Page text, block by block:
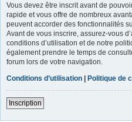
Vous devez être inscrit avant de
rapide et vous offre de nombreux
peuvent accorder des fonctionnalités
Avant de vous inscrire, assurez-vous
conditions d’utilisation et de notre
également prendre le temps de
forum lors de votre navigation.
Conditions d’utilisation | Politique de
Inscription